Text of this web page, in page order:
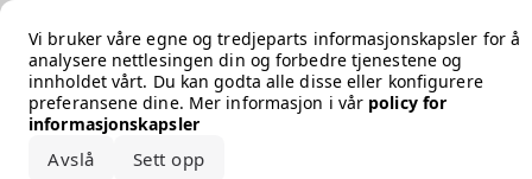
Vi bruker våre egne og tredjeparts informasjonskapsler for å
analysere nettlesingen din og forbedre tjenestene og
innholdet vårt. Du kan godta alle disse eller konfigurere
preferansene dine. Mer informasjon i vår policy for
informasjonskapsler
Avslå Sett opp
Error loading the brand